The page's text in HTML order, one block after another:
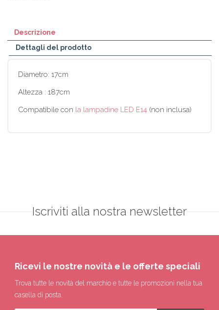
Descrizione
Dettagli del prodotto
Diametro: 17cm
Altezza : 187cm
Compatibile con la lampadine LED E14 (non inclusa)
Iscriviti alla nostra newsletter
Ricevi le nostre novità e le offerte speciali
Trova tutte le novità del marchio e tutte le promozioni nella tua
casella di posta.